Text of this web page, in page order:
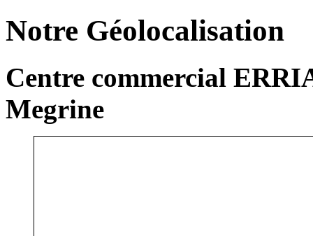
Notre Géolocalisation
Centre commercial
Megrine